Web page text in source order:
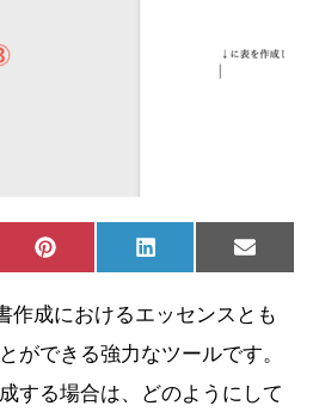
Share
on
Pinterest
Share
on
LinkedIn
Share
on
Email
作成におけるエッセンスとも
ができる強力なツールです。
する場合は、どのようにして